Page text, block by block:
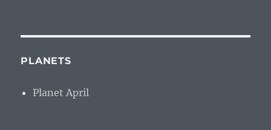
PLANETS
Planet April